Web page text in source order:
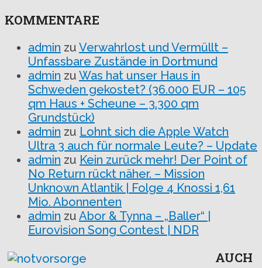
KOMMENTARE
admin zu Verwahrlost und Vermüllt –
Unfassbare Zustände in Dortmund
admin zu Was hat unser Haus in
Schweden gekostet? (36.000 EUR – 105
qm Haus + Scheune – 3.300 qm
Grundstück)
admin zu Lohnt sich die Apple Watch
Ultra 3 auch für normale Leute? – Update
admin zu Kein zurück mehr! Der Point of
No Return rückt näher. – Mission
Unknown Atlantik | Folge 4 Knossi 1,61
Mio. Abonnenten
admin zu Abor & Tynna – „Baller“ |
Eurovision Song Contest | NDR
AUCH